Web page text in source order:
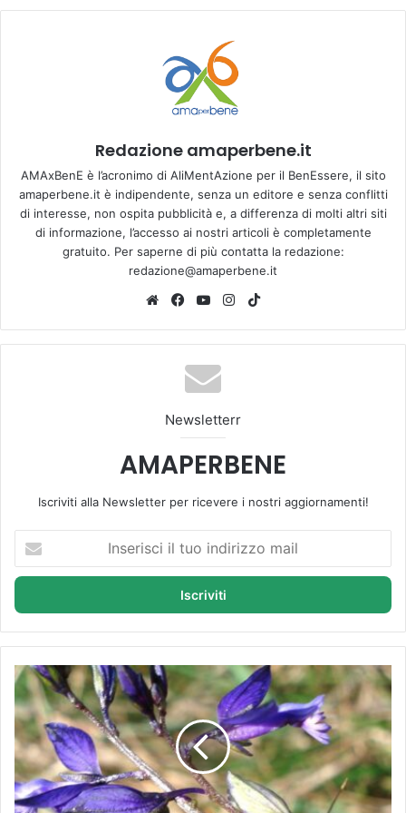
Redazione amaperbene.it
AMAxBenE è l’acronimo di AliMentAzione per il BenEssere, il sito
amaperbene.it è indipendente, senza un editore e senza conflitti
di interesse, non ospita pubblicità e, a differenza di molti altri siti
di informazione, l’accesso ai nostri articoli è completamente
gratuito. Per saperne di più contatta la redazione:
redazione@amaperbene.it
We
te
Fa
bo
ok
Yo
Tu
be
Ins
ra
k
Newsletterr
AMAPERBENE
Iscriviti alla Newsletter per ricevere i nostri aggiornamenti!
s
r
i
c
i
o
i
P
l
g
l
a